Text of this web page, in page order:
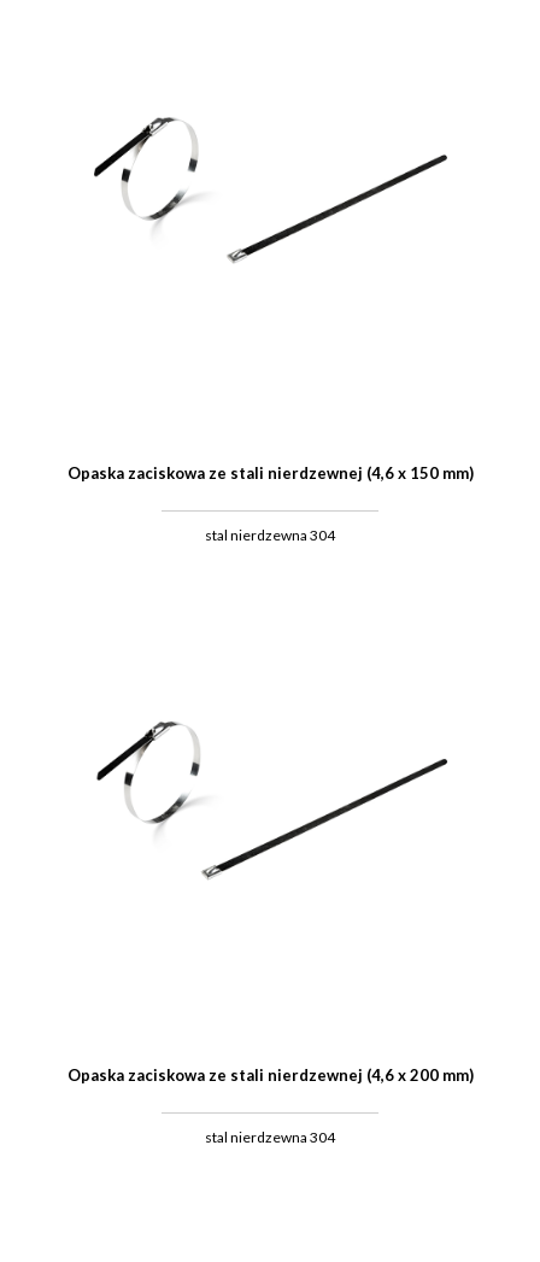
Opaska zaciskowa ze stali nierdzewnej (4,6 x 150 mm)
stal nierdzewna 304
Opaska zaciskowa ze stali nierdzewnej (4,6 x 200 mm)
stal nierdzewna 304